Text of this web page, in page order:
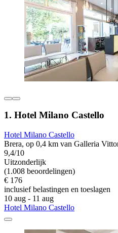
1. Hotel Milano Castello
Hotel Milano Castello
Brera, op 0,4 km van Galleria
9,4/10
Uitzonderlijk
(1.008 beoordelingen)
€ 176
inclusief belastingen en toeslagen
10 aug - 11 aug
Hotel Milano Castello